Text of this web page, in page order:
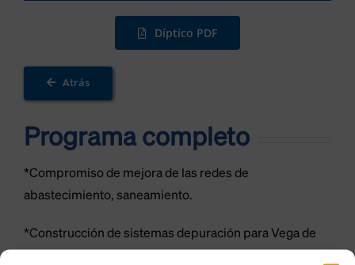
Díptico PDF
Atrás
Programa completo
*Compromiso de mejora de las redes de
abastecimiento, saneamiento.
*Construcción de sistemas depuración para Vega de